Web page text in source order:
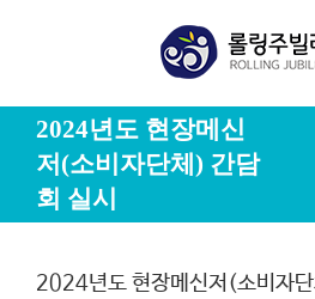
2024년도 현장메신
저(소비자단체) 간담
회 실시
2024년도 현장메신저(소비자단